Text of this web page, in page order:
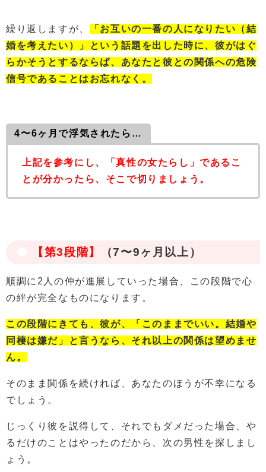
繰り返しますが、
「お互いの一番の人になりたい（結
婚を考えたい）」という話題を出した時に、彼がはぐ
らかそうとするならば、あなたと彼との関係への危険
信号であることはお忘れなく。
4〜6ヶ月で浮気されたら…
上記を参考にし、「真性の女たらし」であるこ
とが分かったら、そこで切りましょう。
【第3段階】 （7〜9ヶ月以上）
順調に2人の仲が進展していった場合、この段階で心
の絆が完全なものになります。
この段階にきても、彼が、「このままでいい。結婚や
同棲は嫌だ」と言うなら、それ以上の関係は望めませ
ん。
そのまま関係を続ければ、あなたのほうが不幸になる
でしょう。
じっくり彼を説得して、それでもダメだった場合、や
るだけのことはやったのだから、次の男性を探しまし
ょう。